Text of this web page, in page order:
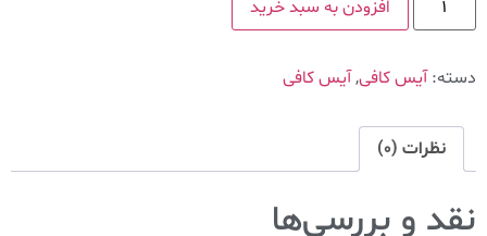
افزودن به سبد خرید
دسته:آیس کافی,آیس کافی
نظرات (0)
نقد و بررسی‌ها